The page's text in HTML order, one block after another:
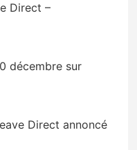
Direct –
décembre sur
Direct annoncé